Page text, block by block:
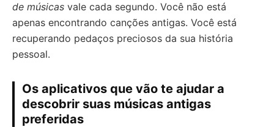
de músicas vale cada segundo. Você não está
apenas encontrando canções antigas. Você está
recuperando pedaços preciosos da sua história
pessoal.
Os aplicativos que vão te ajudar a
descobrir suas músicas antigas
preferidas